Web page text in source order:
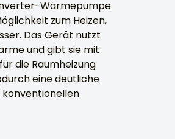
Wärmepumpe
zum Heizen,
Das Gerät nutzt
und gibt sie mit
die Raumheizung
eine deutliche